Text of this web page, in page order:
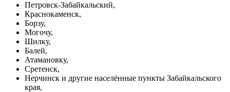
Петровск-Забайкальский,
Краснокаменск,
Борзу,
Могочу,
Шилку,
Балей,
Атамановку,
Сретенск,
Нерчинск и другие населённые пункты Забайкальского
края,